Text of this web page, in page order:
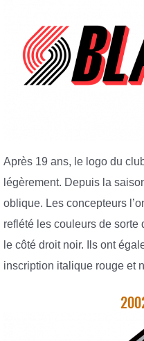
Après 19 ans, le logo du
légèrement. Depuis la
oblique. Les concepteurs
reflété les couleurs de sorte
le côté droit noir. Ils ont
inscription italique rouge et